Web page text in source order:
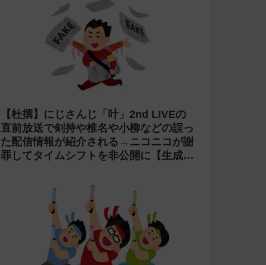
【杜撰】にじさんじ「叶」2nd LIVEの
直前放送で剣持や椎名や小柳などの誤っ
た配信情報が紹介される→ニコニコが謝
罪してタイムシフトを非公開に【生成